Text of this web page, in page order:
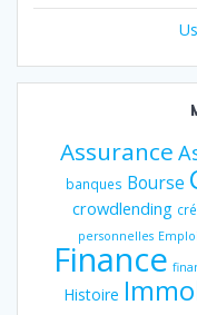
Assurance
banques Bourse
crowdlending
personnelles Emploi
Finance
Histoire